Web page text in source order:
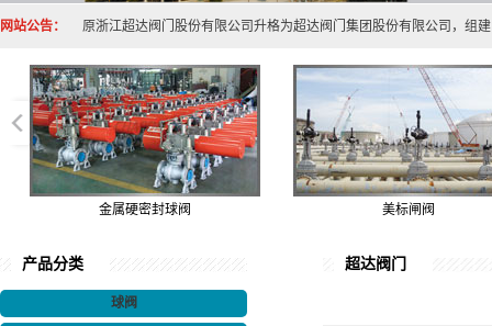
网站公告： 原浙江超达阀门股份有限公司升格为超达阀门集团股份有限公司，组
金属硬密封球阀 美标闸阀
超达阀门
产品分类
球阀